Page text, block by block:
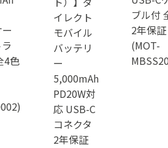
4色
イレクト
モバイル
バッテリ
ー
5,000mAh
PD20W対
応 USB-C
コネクタ
2年保証
ブル付
2年保証
(MOT-